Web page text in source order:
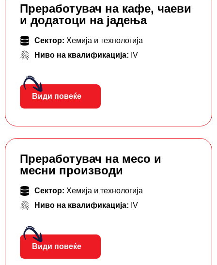
Преработувач на кафе, чаеви
и додатоци на јадења
Сектор: Хемија и технологија
Ниво на квалификација: IV
Види повеќе
Преработувач на месо и
месни производи
Сектор: Хемија и технологија
Ниво на квалификација: IV
Види повеќе